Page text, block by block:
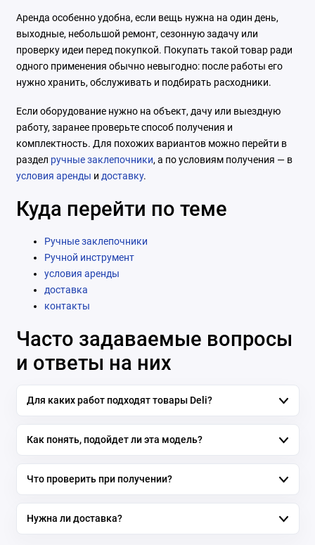
Аренда особенно удобна, если вещь нужна на один день,
выходные, небольшой ремонт, сезонную задачу или
проверку идеи перед покупкой. Покупать такой товар ради
одного применения обычно невыгодно: после работы его
нужно хранить, обслуживать и подбирать расходники.
Если оборудование нужно на объект, дачу или выездную
работу, заранее проверьте способ получения и
комплектность. Для похожих вариантов можно перейти в
раздел ручные заклепочники, а по условиям получения — в
условия аренды и доставку.
Куда перейти по теме
Ручные заклепочники
Ручной инструмент
условия аренды
доставка
контакты
Часто задаваемые вопросы
и ответы на них
Для каких работ подходят товары Deli?
Как понять, подойдет ли эта модель?
Что проверить при получении?
Нужна ли доставка?